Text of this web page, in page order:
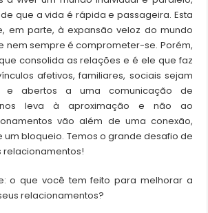
que a vida é rápida e passageira. Esta
em parte, à expansão veloz do mundo
nem sempre é comprometer-se. Porém,
consolida as relações e é ele que faz
afetivos, familiares, sociais sejam
e abertos a uma comunicação de
leva à aproximação e não ao
vão além de uma conexão,
um bloqueio. Temos o grande desafio de
relacionamentos!
o que você tem feito para melhorar a
relacionamentos?